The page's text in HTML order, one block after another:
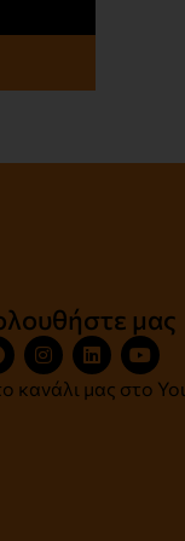
μας
κανάλι μας στο